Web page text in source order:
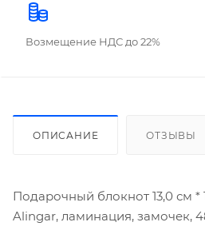
Возмещение НДС до 22%
ОПИСАНИЕ ОТЗЫВЫ
Подарочный блокнот 13,0 см *
Alingar, ламинация, замочек,